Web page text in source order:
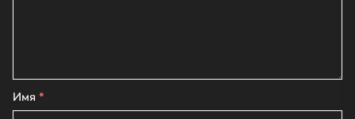
Имя *